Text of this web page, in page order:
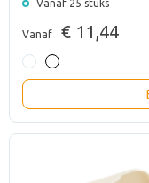
Vanaf 25 stuks
Vanaf € 11,44